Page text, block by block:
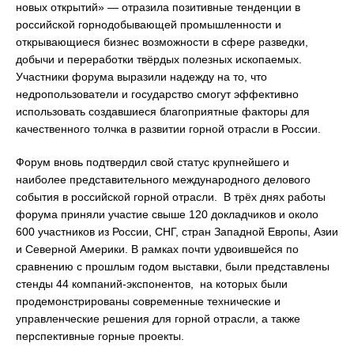
новых открытий» — отразила позитивные тенденции в
российской горнодобывающей промышленности и
открывающиеся бизнес возможности в сфере разведки,
добычи и переработки твёрдых полезных ископаемых.
Участники форума выразили надежду на то, что
недропользователи и государство смогут эффективно
использовать создавшиеся благоприятные факторы для
качественного толчка в развитии горной отрасли в России.
Форум вновь подтвердил свой статус крупнейшего и
наиболее представительного международного делового
события в российской горной отрасли. В трёх днях работы
форума приняли участие свыше 120 докладчиков и около
600 участников из России, СНГ, стран Западной Европы, Азии
и Северной Америки. В рамках почти удвоившейся по
сравнению с прошлым годом выставки, были представлены
стенды 44 компаний-экспонентов, на которых были
продемонстрированы современные технические и
управленческие решения для горной отрасли, а также
перспективные горные проекты.